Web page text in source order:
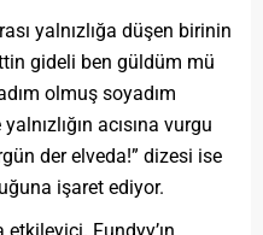
yalnızlığa düşen birinin
gideli ben güldüm mü
olmuş soyadım
acısına vurgu
der elveda!” dizesi ise
işaret ediyor.